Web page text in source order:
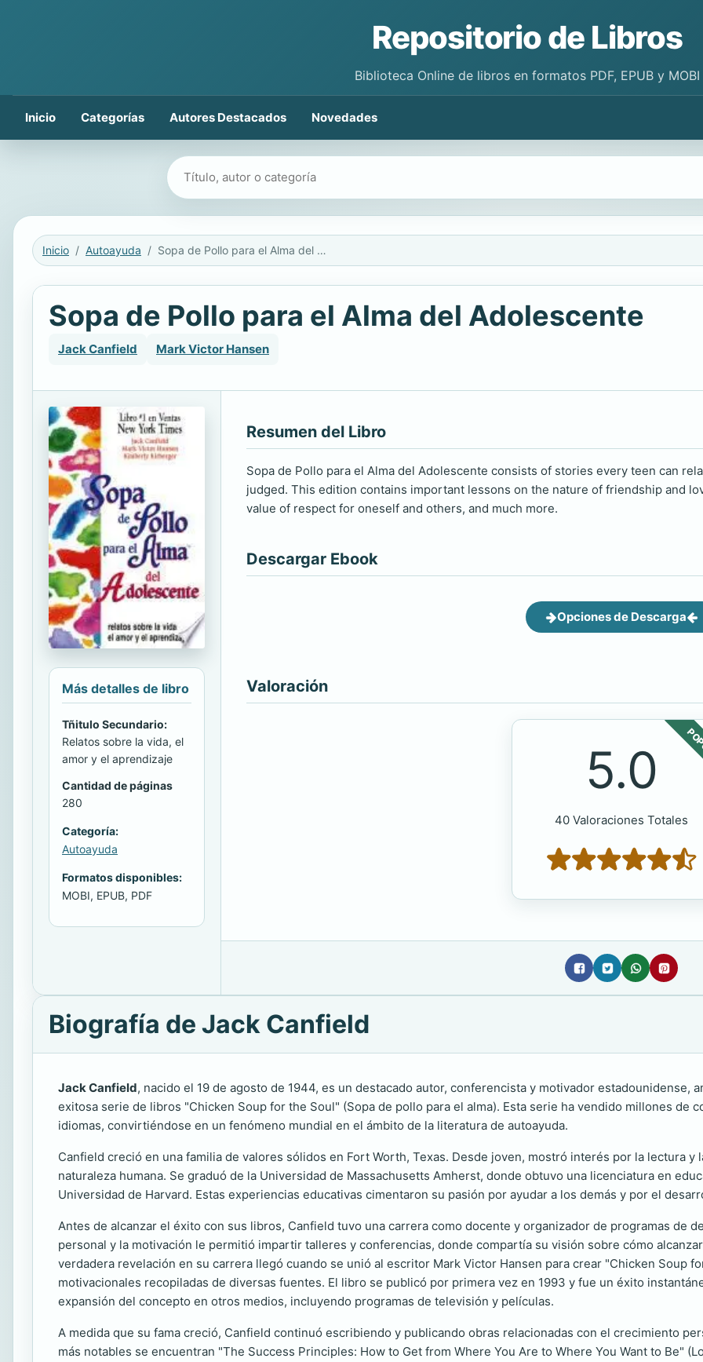
Repositorio de Libros
Biblioteca Online de libros en formatos PDF, EPUB y MOBI
Inicio Categorías Autores Destacados Novedades
Buscar libros
Inicio Autoayuda Sopa de Pollo para el Alma del Adolescente
Sopa de Pollo para el Alma del Adolescente
Jack Canfield Mark Victor Hansen
Más detalles de libro
Tñitulo Secundario:
Relatos sobre la vida, el
amor y el aprendizaje
Cantidad de páginas
280
Categoría:
Autoayuda
Formatos disponibles:
MOBI, EPUB, PDF
Resumen del Libro
Sopa de Pollo para el Alma del Adolescente consists of stories every teen can
judged. This edition contains important lessons on the nature of friendship and
value of respect for oneself and others, and much more.
Descargar Ebook
Opciones de Descarga
Valoración
5.0
40 Valoraciones Totales
Biografía de Jack Canfield
Jack Canfield, nacido el 19 de agosto de 1944, es un destacado autor, conferencista y motivador estadounidense,
exitosa serie de libros "Chicken Soup for the Soul" (Sopa de pollo para el alma). Esta serie ha vendido millones de
idiomas, convirtiéndose en un fenómeno mundial en el ámbito de la literatura de autoayuda.
Canfield creció en una familia de valores sólidos en Fort Worth, Texas. Desde joven, mostró interés por la lectura
naturaleza humana. Se graduó de la Universidad de Massachusetts Amherst, donde obtuvo una licenciatura en
Universidad de Harvard. Estas experiencias educativas cimentaron su pasión por ayudar a los demás y por el
Antes de alcanzar el éxito con sus libros, Canfield tuvo una carrera como docente y organizador de programas de
personal y la motivación le permitió impartir talleres y conferencias, donde compartía su visión sobre cómo
verdadera revelación en su carrera llegó cuando se unió al escritor Mark Victor Hansen para crear "Chicken Soup
motivacionales recopiladas de diversas fuentes. El libro se publicó por primera vez en 1993 y fue un éxito
expansión del concepto en otros medios, incluyendo programas de televisión y películas.
A medida que su fama creció, Canfield continuó escribiendo y publicando obras relacionadas con el crecimiento
más notables se encuentran "The Success Principles: How to Get from Where You Are to Where You Want to Be"